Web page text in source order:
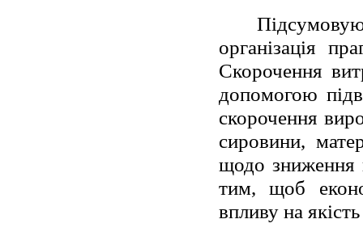
організація
Скорочення
допомогою
скорочення
сировини,
щодо зниження
тим, щоб
впливу на